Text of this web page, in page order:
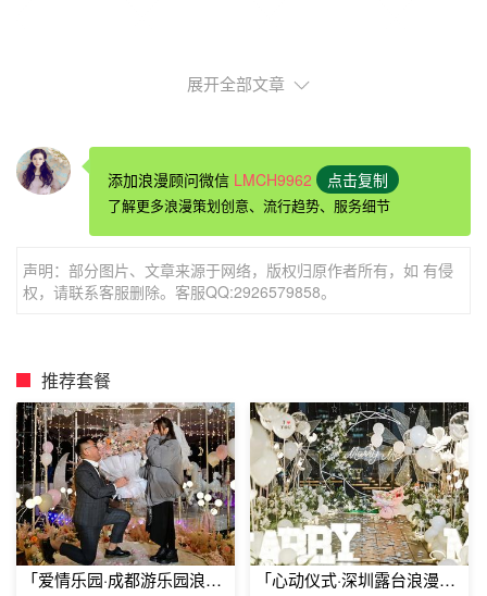
创意求婚：
快闪求婚所带来的意想不到的效果，让很多年轻人都选择这
种方式来为爱人带来惊喜。这是年轻一代的新玩法，突然的
群众一起舞蹈，然后又突然地停止，最后一起和跳完舞的求
受，因此围观群众必不可少。这也会为求婚效果带来很多好
处。
展开全部文章
添加浪漫顾问微信 LMCH9962 点击复制
了解更多浪漫策划创意、流行趋势、服务细节
声明：部分图片、文章来源于网络，版权归原作者所有，如 有侵
权，请联系客服删除。客服QQ:2926579858。
推荐套餐
「爱情乐园·成都游乐园浪漫 「心动仪式·深圳露台浪漫求